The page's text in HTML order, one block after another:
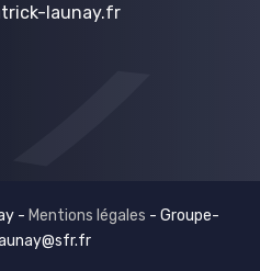
launay.fr
- Mentions légales - Groupe-